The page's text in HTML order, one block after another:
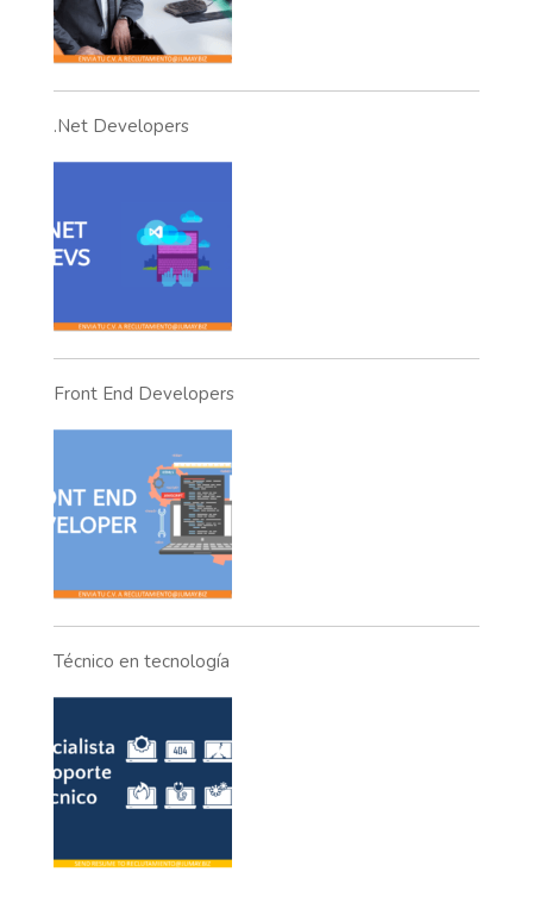
.Net Developers
Front End Developers
Técnico en tecnología